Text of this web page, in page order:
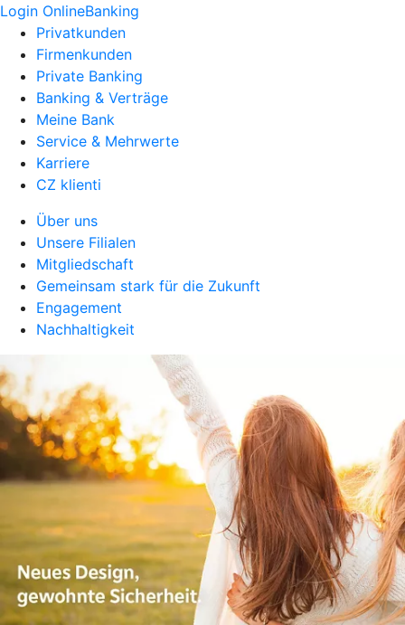
Login OnlineBanking
Privatkunden
Firmenkunden
Private Banking
Banking & Verträge
Meine Bank
Service & Mehrwerte
Karriere
CZ klienti
Über uns
Unsere Filialen
Mitgliedschaft
Gemeinsam stark für die Zukunft
Engagement
Nachhaltigkeit